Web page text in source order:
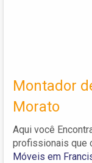
Montador
Morato
Aqui você
profissionais que
Móveis em